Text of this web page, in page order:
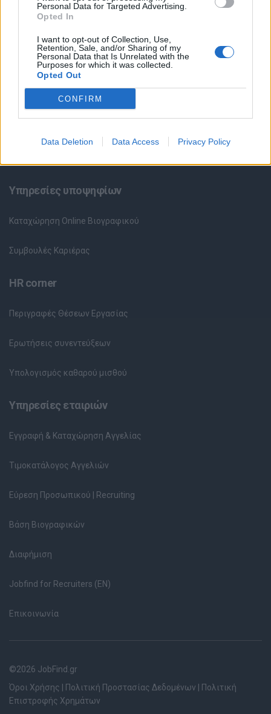
Personal Data for Targeted Advertising.
Opted In
I want to opt-out of Collection, Use,
Retention, Sale, and/or Sharing of my
Personal Data that Is Unrelated with the
Purposes for which it was collected.
Opted Out
CONFIRM
Data Deletion Data Access Privacy Policy
Θέσεις εργασίας
Όλες οι Θέσεις Εργασίας
Θέσεις Εργασίας ανά Ειδικότητα
Υπηρεσίες υποψηφίων
Καταχώρηση Online Βιογραφικού
Συμβουλές Καριέρας
HR corner
Περιγραφές Θέσεων Εργασίας
Ερωτήσεις συνεντεύξεων
Υπολογισμός καθαρού μισθού
Υπηρεσίες εταιριών
Εγγραφή & Καταχώρηση Αγγελίας
Τιμοκατάλογος Αγγελιών
Εύρεση Προσωπικού | Recruiting
Βάση Βιογραφικών
Διαφήμιση
Jobfind for Recruiters (EN)
Επικοινωνία
©2026 JobFind.gr
Όροι Χρήσης
Πολιτική Προστασίας Δεδομένων
Πολιτική
Επιστροφής Χρημάτων